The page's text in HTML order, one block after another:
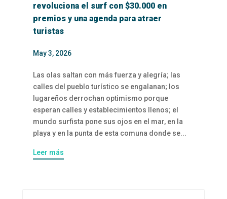
revoluciona el surf con $30.000 en
premios y una agenda para atraer
turistas
May 3, 2026
Las olas saltan con más fuerza y alegría; las
calles del pueblo turístico se engalanan; los
lugareños derrochan optimismo porque
esperan calles y establecimientos llenos; el
mundo surfista pone sus ojos en el mar, en la
playa y en la punta de esta comuna donde se...
Leer más